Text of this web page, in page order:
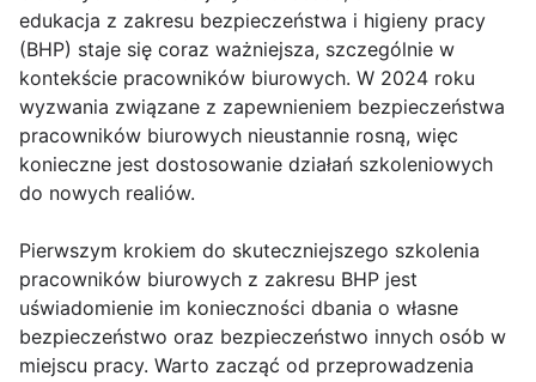
edukacja z zakresu bezpieczeństwa i higieny pracy
(BHP) staje się coraz ważniejsza, szczególnie w
kontekście pracowników biurowych. W 2024 roku
wyzwania związane z zapewnieniem bezpieczeństwa
pracowników biurowych nieustannie rosną, więc
konieczne jest dostosowanie działań szkoleniowych
do nowych realiów.
Pierwszym krokiem do skuteczniejszego szkolenia
pracowników biurowych z zakresu BHP jest
uświadomienie im konieczności dbania o własne
bezpieczeństwo oraz bezpieczeństwo innych osób w
miejscu pracy. Warto zacząć od przeprowadzenia